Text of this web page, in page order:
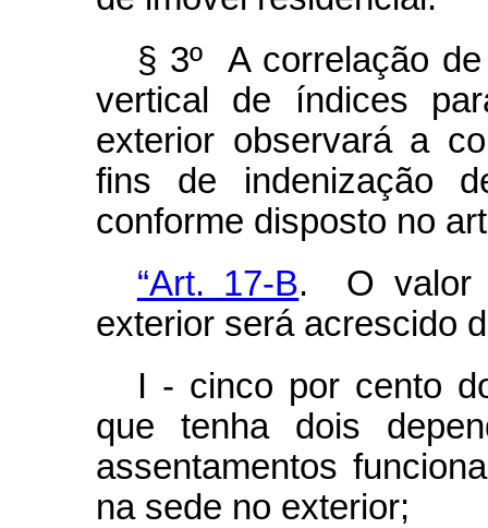
§ 3º A correlação
vertical de índices
exterior observará a
fins de indenização
conforme disposto no
“Art. 17-B. O valor
exterior será acrescido
I - cinco por cento
que tenha dois
assentamentos
na sede no exterior;